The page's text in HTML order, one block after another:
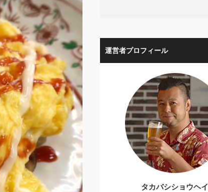
運営者プロフィール
タカバシショウヘイ